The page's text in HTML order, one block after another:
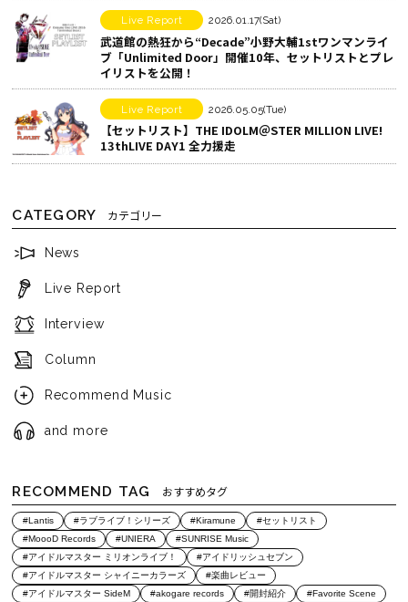
す
る
Live Report 2026.01.17(Sat)
武道館の熱狂から“Decade”――小野大輔1stワンマンライ
ブ「Unlimited Door」開催10年、セットリストとプレ
イリストを公開！
Live Report 2026.05.05(Tue)
【セットリスト】THE IDOLM＠STER MILLION LIVE!
13thLIVE DAY1 全力援走
CATEGORY カテゴリー
News
Live Report
Interview
Column
Recommend Music
and more
RECOMMEND TAG おすすめタグ
#Lantis #ラブライブ！シリーズ #Kiramune
#セットリスト
#MoooD Records
#UNIERA
#SUNRISE Music
#アイドルマスター ミリオンライブ！
#アイドリッシュセブン
#アイドルマスター シャイニーカラーズ
#楽曲レビュー
#アイドルマスター SideM
#akogare records #開封紹介
#Favorite Scene